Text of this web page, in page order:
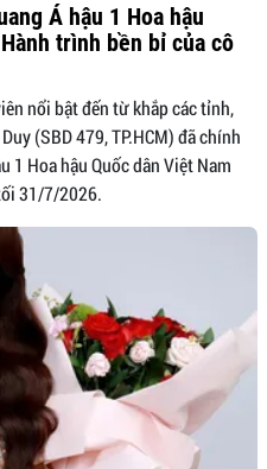
Á hậu 1 Hoa hậu
trình bền bỉ của cô
nổi bật đến từ khắp các tỉnh,
(SBD 479, TP.HCM) đã chính
Hoa hậu Quốc dân Việt Nam
31/7/2026.